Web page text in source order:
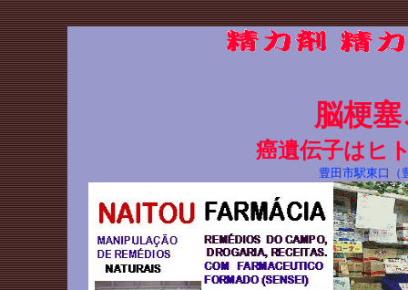
脳梗
癌遺伝子はヒ
豊田市駅東口（